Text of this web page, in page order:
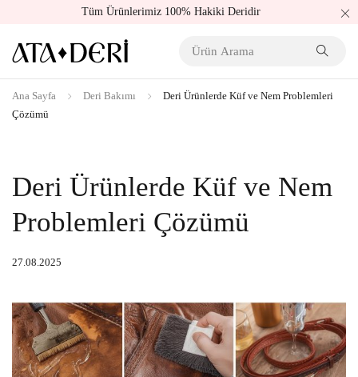
Tüm Ürünlerimiz 100% Hakiki Deridir
Ana Sayfa Deri Bakımı
Deri Ürünlerde Küf ve Nem Problemleri
Çözümü
Deri Ürünlerde Küf ve Nem
Problemleri Çözümü
27.08.2025